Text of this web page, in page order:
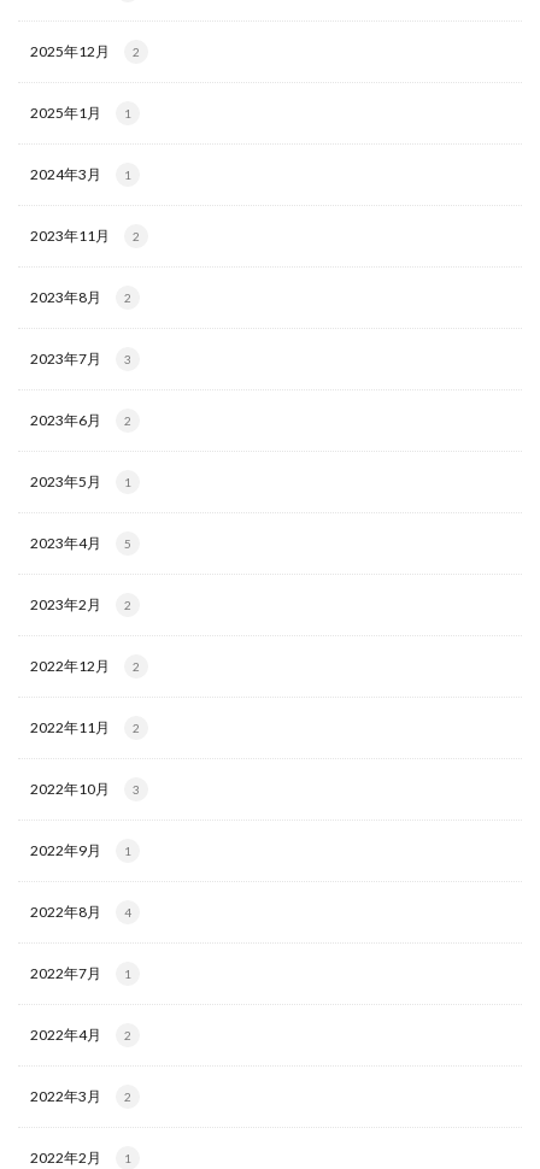
2025年12月 2
2025年1月 1
2024年3月 1
2023年11月 2
2023年8月 2
2023年7月 3
2023年6月 2
2023年5月 1
2023年4月 5
2023年2月 2
2022年12月 2
2022年11月 2
2022年10月 3
2022年9月 1
2022年8月 4
2022年7月 1
2022年4月 2
2022年3月 2
2022年2月 1